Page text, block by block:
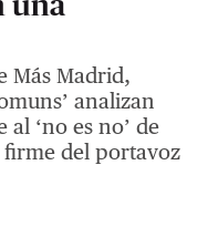
Más Madrid,
analizan
‘no es no’ de
del portavoz